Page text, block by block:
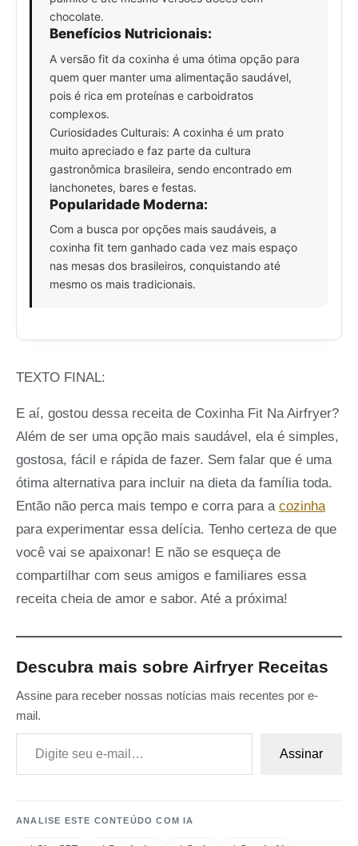
chocolate.
Benefícios Nutricionais:
A versão fit da coxinha é uma ótima opção para
quem quer manter uma alimentação saudável,
pois é rica em proteínas e carboidratos
complexos.
Curiosidades Culturais: A coxinha é um prato
muito apreciado e faz parte da cultura
gastronômica brasileira, sendo encontrado em
lanchonetes, bares e festas.
Popularidade Moderna:
Com a busca por opções mais saudáveis, a
coxinha fit tem ganhado cada vez mais espaço
nas mesas dos brasileiros, conquistando até
mesmo os mais tradicionais.
TEXTO FINAL:
E aí, gostou dessa receita de Coxinha Fit Na Airfryer?
Além de ser uma opção mais saudável, ela é simples,
gostosa, fácil e rápida de fazer. Sem falar que é uma
ótima alternativa para incluir na dieta da família toda.
Então não perca mais tempo e corra para a cozinha
para experimentar essa delícia. Tenho certeza de que
você vai se apaixonar! E não se esqueça de
compartilhar com seus amigos e familiares essa
receita cheia de amor e sabor. Até a próxima!
Descubra mais sobre Airfryer Receitas
Assine para receber nossas notícias mais recentes por e-
mail.
Digite seu e-mail…
Assinar
ANALISE ESTE CONTEÚDO COM IA